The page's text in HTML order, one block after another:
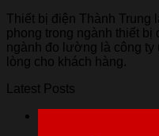
Thiết bị điện Thành Trung
phong trong ngành thiết bị
ngành đo lường là công ty
lòng cho khách hàng.
Latest Posts